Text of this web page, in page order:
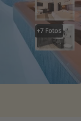
+7 Fotos